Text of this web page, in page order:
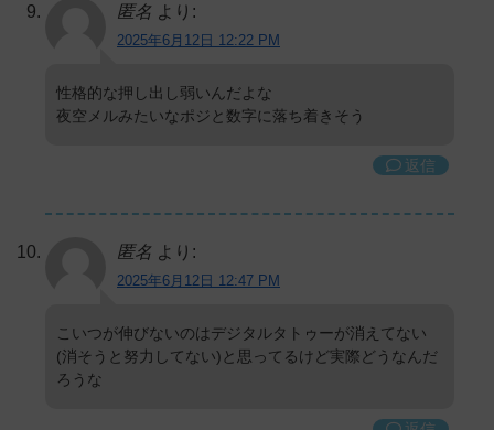
匿名 より:
2025年6月12日 12:22 PM
性格的な押し出し弱いんだよな
夜空メルみたいなポジと数字に落ち着きそう
返信
匿名 より:
2025年6月12日 12:47 PM
こいつが伸びないのはデジタルタトゥーが消えてない
(消そうと努力してない)と思ってるけど実際どうなんだ
ろうな